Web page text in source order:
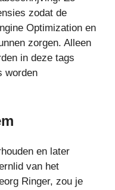
zodat de
Optimization en
zorgen. Alleen
in deze tags
worden
en later
van het
Ringer, zou je